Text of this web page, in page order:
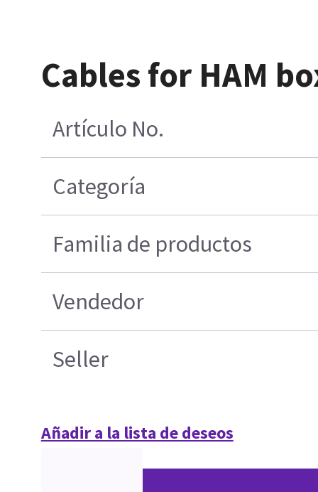
Cables for HAM
Artículo No.
Categoría
Familia de productos
Vendedor
Seller
Añadir a la lista de deseos